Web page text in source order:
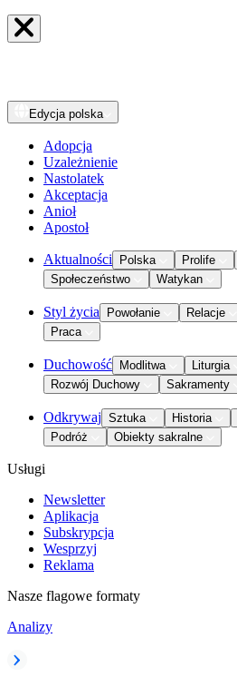
Edycja polska
Adopcja
Uzależnienie
Nastolatek
Akceptacja
Anioł
Apostoł
Aktualności Polska Prolife
Społeczeństwo
Watykan
Styl życia Powołanie Relacje
Praca
Duchowość Modlitwa Liturgia
Rozwój Duchowy
Sakramenty
Odkrywaj Sztuka Historia
Podróż
Obiekty sakralne
Usługi
Newsletter
Aplikacja
Subskrypcja
Wesprzyj
Reklama
Nasze flagowe formaty
Analizy